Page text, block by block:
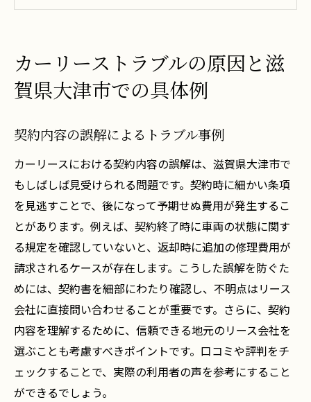
問題
地域特有の法律に関する誤解がもたらすト
安心のカーライフを実現するためのカーリース
事前チェックポイント
契約前に確認すべき重要なポイント
メンテナンスサービスの内容確認
リース契約に関する法的なアドバイス
リース会社との信頼関係の築き方
利用者レビューを活用した事前調査の重要
性
地域の交通事情に基づいた車種選びのコツ
滋賀県大津市でのカーリーストラブル解決のた
めの専門家のアドバイス
トラブル発生時の初動対応法
カーリーストラブルの原因と滋
賀県大津市での具体例
契約内容の誤解によるトラブル事例
カーリースにおける契約内容の誤解は、滋賀県大津市で
もしばしば見受けられる問題です。契約時に細かい条項
を見逃すことで、後になって予期せぬ費用が発生するこ
とがあります。例えば、契約終了時に車両の状態に関す
る規定を確認していないと、返却時に追加の修理費用が
請求されるケースが存在します。こうした誤解を防ぐた
めには、契約書を細部にわたり確認し、不明点はリース
会社に直接問い合わせることが重要です。さらに、契約
内容を理解するために、信頼できる地元のリース会社を
選ぶことも考慮すべきポイントです。口コミや評判をチ
ェックすることで、実際の利用者の声を参考にすること
ができるでしょう。